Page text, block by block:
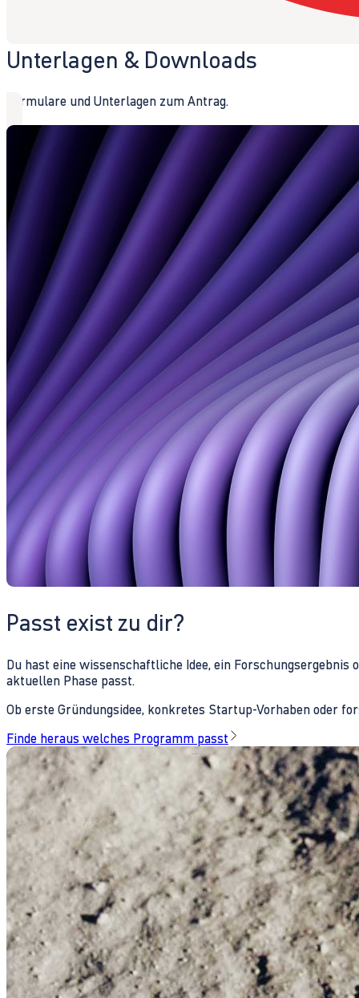
Unterlagen & Downloads
Formulare und Unterlagen zum Antrag.
Passt exist zu dir?
Du hast eine wissenschaftliche Idee, ein
aktuellen Phase passt.
Ob erste Gründungsidee, konkretes Startup-Vorhaben oder
Finde heraus welches Programm passt